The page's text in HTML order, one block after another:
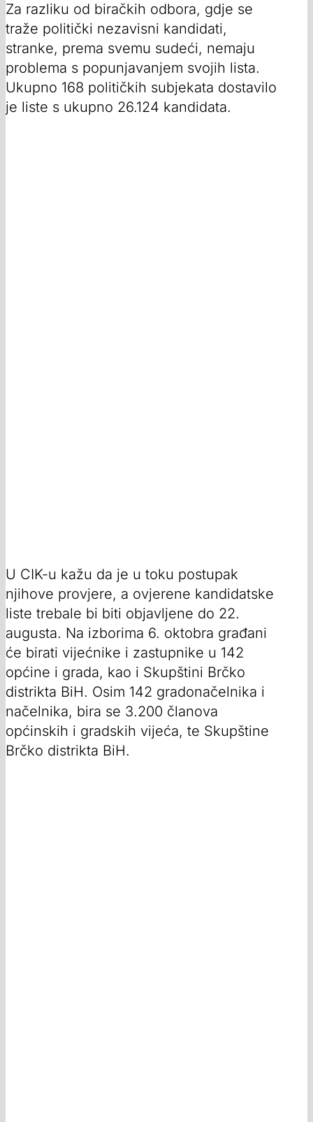
Za razliku od biračkih odbora, gdje se
traže politički nezavisni kandidati,
stranke, prema svemu sudeći, nemaju
problema s popunjavanjem svojih lista.
Ukupno 168 političkih subjekata dostavilo
je liste s ukupno 26.124 kandidata.
U CIK-u kažu da je u toku postupak
njihove provjere, a ovjerene kandidatske
liste trebale bi biti objavljene do 22.
augusta. Na izborima 6. oktobra građani
će birati vijećnike i zastupnike u 142
općine i grada, kao i Skupštini Brčko
distrikta BiH. Osim 142 gradonačelnika i
načelnika, bira se 3.200 članova
općinskih i gradskih vijeća, te Skupštine
Brčko distrikta BiH.